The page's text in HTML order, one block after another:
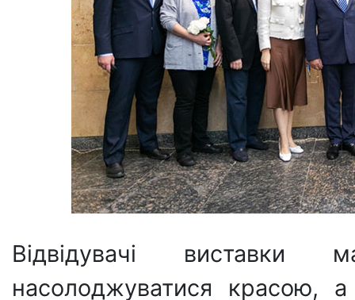
Відвідувачі
насолоджуватися красою,